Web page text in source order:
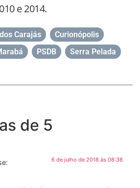
e 2014.
Carajás Curionópolis
PSDB Serra Pelada
de 5
6 de julho de 2018 às 08:38